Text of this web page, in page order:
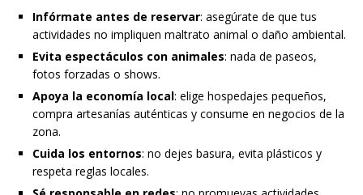
Infórmate antes de reservar: asegúrate de que tus
actividades no impliquen maltrato animal o daño ambiental.
Evita espectáculos con animales: nada de paseos,
fotos forzadas o shows.
Apoya la economía local: elige hospedajes pequeños,
compra artesanías auténticas y consume en negocios de la
zona.
Cuida los entornos: no dejes basura, evita plásticos y
respeta reglas locales.